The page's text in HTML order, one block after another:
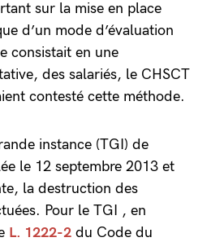
sur la mise en place
d’un mode d’évaluation
consistait en une
des salariés, le CHSCT
contesté cette méthode.
instance (TGI) de
le 12 septembre 2013 et
la destruction des
Pour le TGI , en
L. 1222-2 du Code du